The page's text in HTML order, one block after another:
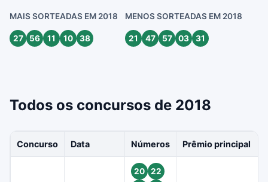
MAIS SORTEADAS EM 2018
27 56 11 10 38
MENOS SORTEADAS EM 2018
21 47 57 03 31
Todos os concursos de 2018
Concurso Data Números Prêmio principal
20
22